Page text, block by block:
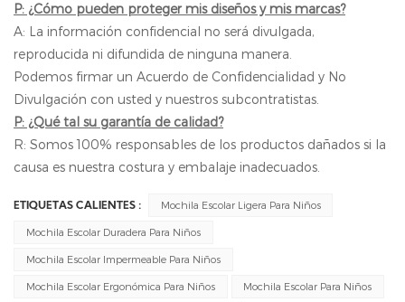
P: ¿Cómo pueden proteger mis diseños y mis marcas?
A: La información confidencial no será divulgada,
reproducida ni difundida de ninguna manera.
Podemos firmar un Acuerdo de Confidencialidad y No
Divulgación con usted y nuestros subcontratistas.
P: ¿Qué tal su garantía de calidad?
R: Somos 100% responsables de los productos dañados si la
causa es nuestra costura y embalaje inadecuados.
ETIQUETAS CALIENTES : Mochila Escolar Ligera Para Niños
Mochila Escolar Duradera Para Niños
Mochila Escolar Impermeable Para Niños
Mochila Escolar Ergonómica Para Niños Mochila Escolar Para Niños